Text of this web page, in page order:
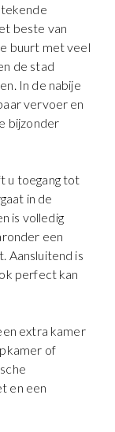
beste van
buurt met veel
de stad
In de nabije
vervoer en
bijzonder
u toegang tot
in de
is volledig
een
Aansluitend is
perfect kan
extra kamer
of
en een